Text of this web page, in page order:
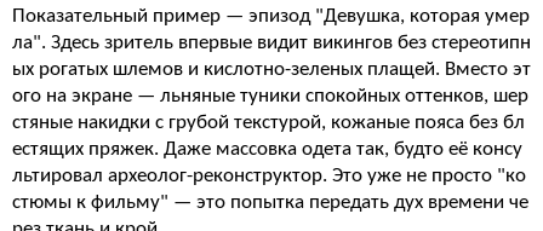
Показательный пример — эпизод "Девушка, которая умер
ла". Здесь зритель впервые видит викингов без стереотипн
ых рогатых шлемов и кислотно-зеленых плащей. Вместо эт
ого на экране — льняные туники спокойных оттенков, шер
стяные накидки с грубой текстурой, кожаные пояса без бл
естящих пряжек. Даже массовка одета так, будто её консу
льтировал археолог-реконструктор. Это уже не просто "ко
стюмы к фильму" — это попытка передать дух времени че